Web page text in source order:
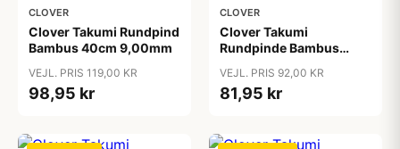
CLOVER
Clover Takumi Rundpind
Bambus 40cm 9,00mm
VEJL. PRIS 119,00 KR
98,95 kr
CLOVER
Clover Takumi
Rundpinde Bambus
US0
VEJL. PRIS 92,00 KR
81,95 kr